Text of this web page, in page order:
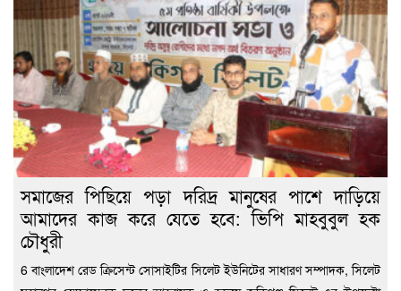
সমাজের পিছিয়ে পড়া দরিদ্র মানুষের পাশে দাড়িয়ে
আমাদের কাজ করে যেতে হবে: ভিপি মাহবুবুল হক
চৌধুরী
6 বাংলাদেশ রেড ক্রিসেন্ট সোসাইটির সিলেট ইউনিটের সাধারণ সম্পাদক, সিলেট